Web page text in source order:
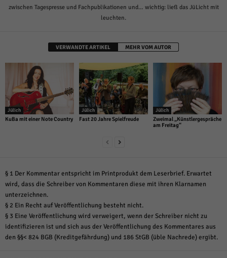
zwischen Tagespresse und Fachpublikationen und… wichtig: ließ das JüLicht mit
leuchten.
VERWANDTE ARTIKEL MEHR VOM AUTOR
Jülich
KuBa mit einer Note Country
Jülich
Fast 20 Jahre Spielfreude
Jülich
Zweimal „Künstlergespräche
am Freitag“
§ 1 Der Kommentar entspricht im Printprodukt dem Leserbrief. Erwartet
wird, dass die Schreiber von Kommentaren diese mit ihren Klarnamen
unterzeichnen.
§ 2 Ein Recht auf Veröffentlichung besteht nicht.
§ 3 Eine Veröffentlichung wird verweigert, wenn der Schreiber nicht zu
identifizieren ist und sich aus der Veröffentlichung des Kommentares aus
den §§< 824 BGB (Kreditgefährdung) und 186 StGB (üble Nachrede) ergibt.